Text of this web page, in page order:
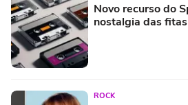
Novo recurso do
nostalgia das
ROCK